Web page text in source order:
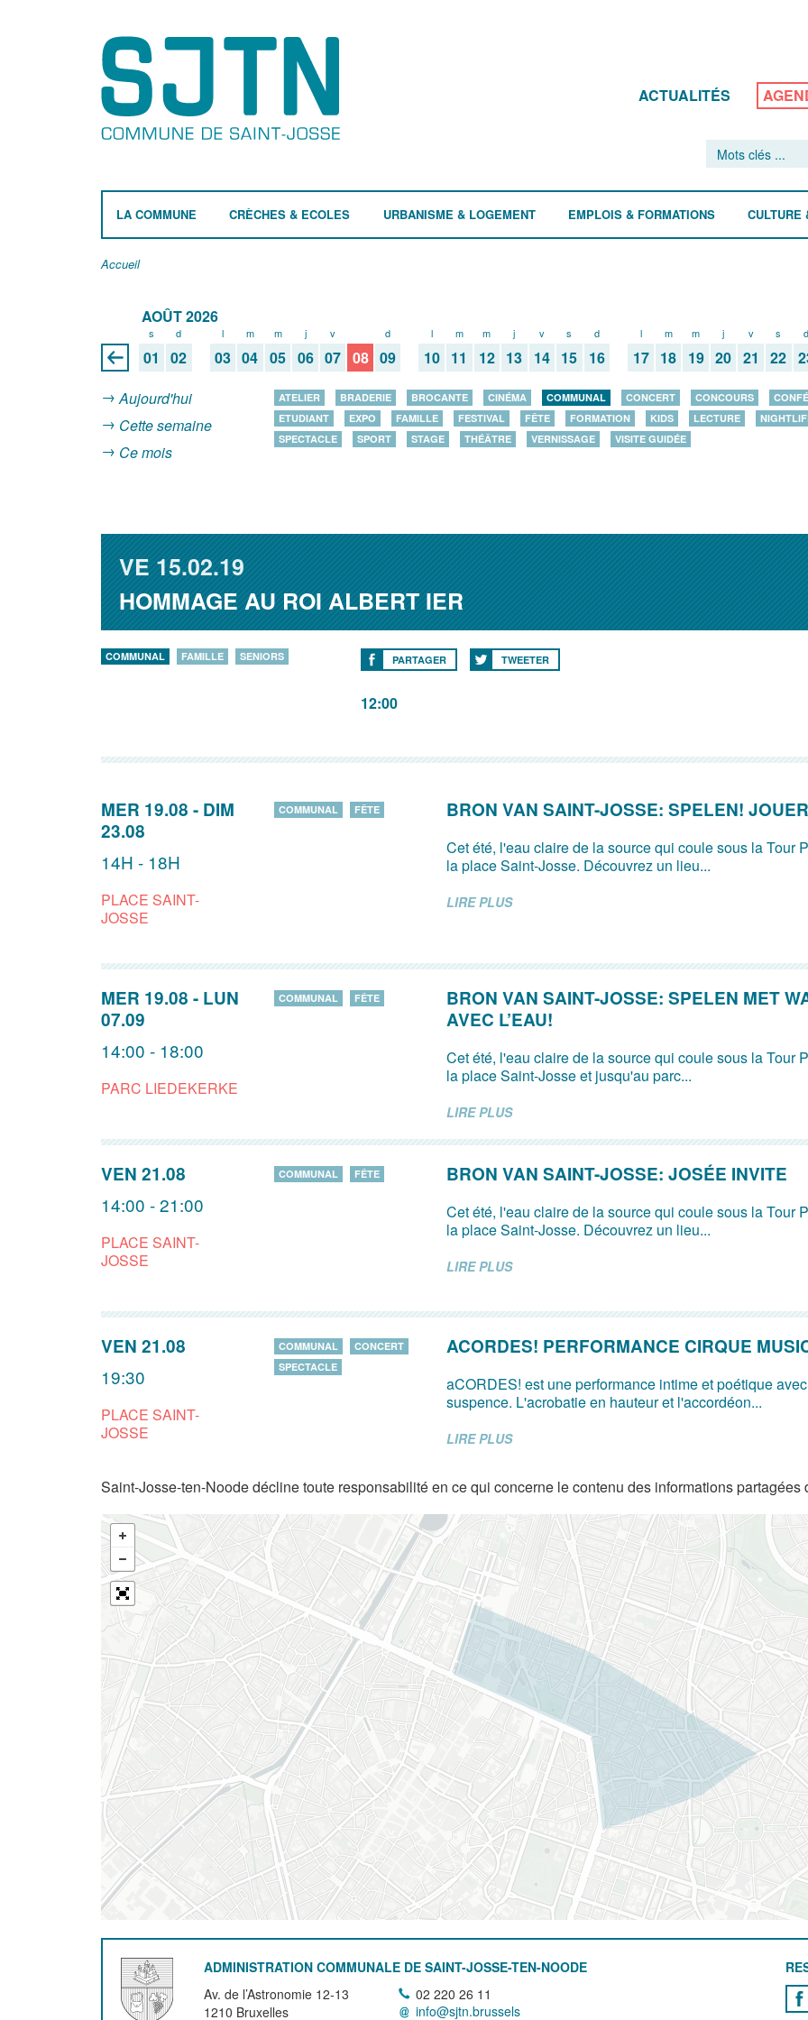
ACTUALITÉS
LA COMMUNE CRÈCHES & ECOLES URBANISME & LOGEMENT EMPLOIS & FORMATIONS CULTURE
Accueil
AOÛT 2026
s
01
d
02
l
03
m
04
m
05
j
06
v
07 08
d
09
l
10
m
11
m
12
j
13
v
14
s
15
d
16
l
17
m
18
m
19
j
20
v
21
s
22
d
Aujourd'hui
Cette semaine
Ce mois
ATELIER BRADERIE BROCANTE CINÉMA COMMUNAL CONCERT CONCOURS
ETUDIANT
EXPO FAMILLE FESTIVAL FÊTE FORMATION KIDS LECTURE
SPECTACLE
SPORT STAGE THÉÂTRE VERNISSAGE VISITE GUIDÉE
VE15.02.19
HOMMAGE AU ROI ALBERT IER
COMMUNAL FAMILLE SENIORS PARTAGER TWEETER
12:00
MER 19.08 - DIM
23.08
14H - 18H
PLACE SAINT-
JOSSE
COMMUNAL FÊTE BRON VAN SAINT-JOSSE: SPELEN!
Cet été, l'eau claire de la source qui coule sous la Tour
la place Saint-Josse. Découvrez un lieu...
LIRE PLUS
MER 19.08 - LUN
07.09
14:00 - 18:00
PARC LIEDEKERKE
COMMUNAL FÊTE
BRON VAN SAINT-JOSSE: SPELEN MET
AVEC L’EAU!
Cet été, l'eau claire de la source qui coule sous la Tour
la place Saint-Josse et jusqu'au parc...
LIRE PLUS
VEN 21.08
14:00 - 21:00
PLACE SAINT-
JOSSE
COMMUNAL FÊTE BRON VAN SAINT-JOSSE: JOSÉE INVITE
Cet été, l'eau claire de la source qui coule sous la Tour
la place Saint-Josse. Découvrez un lieu...
LIRE PLUS
VEN 21.08
19:30
PLACE SAINT-
JOSSE
COMMUNAL
CONCERT
SPECTACLE
ACORDES! PERFORMANCE CIRQUE
aCORDES! est une performance intime et poétique
suspence. L'acrobatie en hauteur et l'accordéon...
LIRE PLUS
Saint-Josse-ten-Noode décline toute responsabilité en ce qui concerne le contenu des informations partagées
ADMINISTRATION COMMUNALE DE SAINT-JOSSE-TEN-NOODE
Av. de l’Astronomie 12-13
1210 Bruxelles
02 220 26 11
info@sjtn.brussels